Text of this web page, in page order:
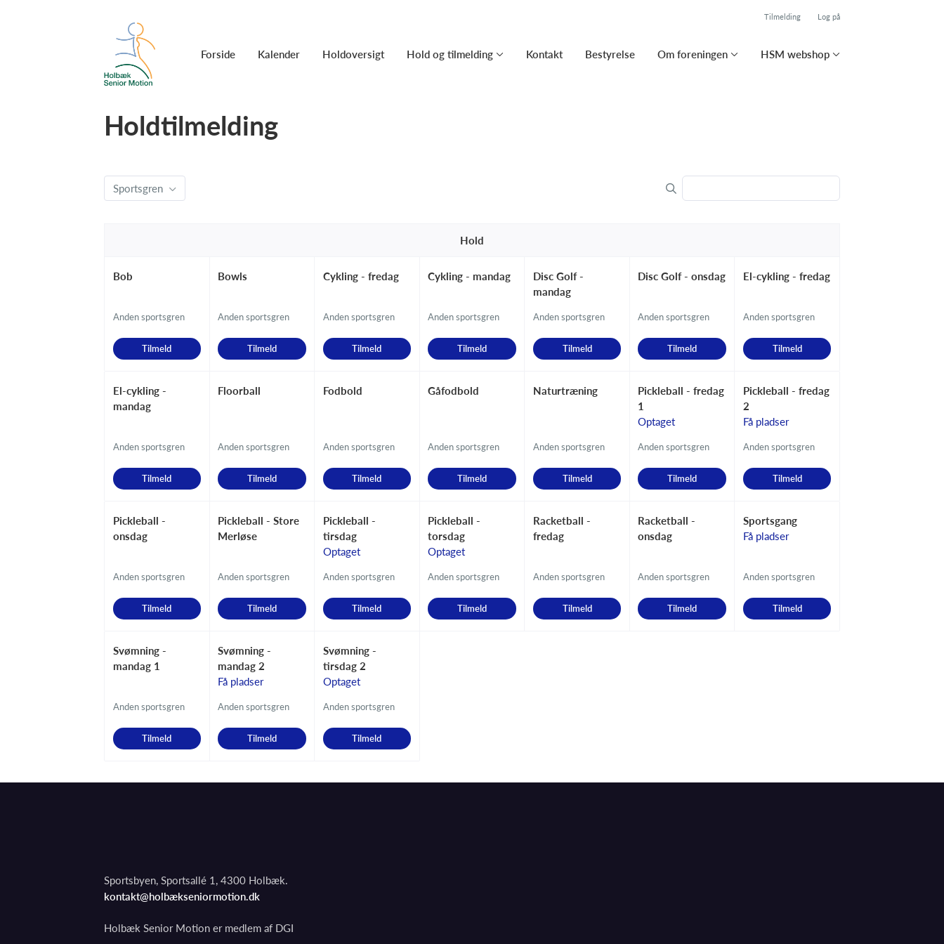
Tilmelding Log på
Forside Kalender Holdoversigt Hold og tilmelding Kontakt Bestyrelse Om foreningen HSM webshop
Holdtilmelding
Sportsgren
Hold
Bob
Anden sportsgren
Tilmeld
Bowls
Anden sportsgren
Tilmeld
Cykling - fredag
Anden sportsgren
Tilmeld
Cykling - mandag
Anden sportsgren
Tilmeld
Disc Golf -
mandag
Anden sportsgren
Tilmeld
Disc Golf - onsdag
Anden sportsgren
Tilmeld
El-cykling - fredag
Anden sportsgren
Tilmeld
El-cykling -
mandag
Anden sportsgren
Tilmeld
Floorball
Anden sportsgren
Tilmeld
Fodbold
Anden sportsgren
Tilmeld
Gåfodbold
Anden sportsgren
Tilmeld
Naturtræning
Anden sportsgren
Tilmeld
Pickleball - fredag
1
Optaget
Anden sportsgren
Tilmeld
Pickleball - fredag
2
Få pladser
Anden sportsgren
Tilmeld
Pickleball -
onsdag
Anden sportsgren
Tilmeld
Pickleball - Store
Merløse
Anden sportsgren
Tilmeld
Pickleball -
tirsdag
Optaget
Anden sportsgren
Tilmeld
Pickleball -
torsdag
Optaget
Anden sportsgren
Tilmeld
Racketball -
fredag
Anden sportsgren
Tilmeld
Racketball -
onsdag
Anden sportsgren
Tilmeld
Sportsgang
Få pladser
Anden sportsgren
Tilmeld
Svømning -
mandag 1
Anden sportsgren
Tilmeld
Svømning -
mandag 2
Få pladser
Anden sportsgren
Tilmeld
Svømning -
tirsdag 2
Optaget
Anden sportsgren
Tilmeld
Sportsbyen, Sportsallé 1, 4300 Holbæk.
kontakt@holbækseniormotion.dk
Holbæk Senior Motion er medlem af DGI